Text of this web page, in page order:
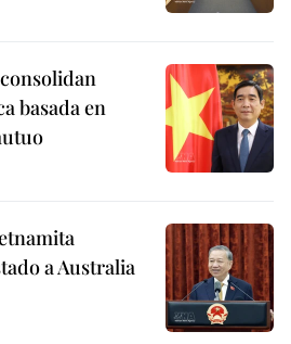
basada en
a Australia